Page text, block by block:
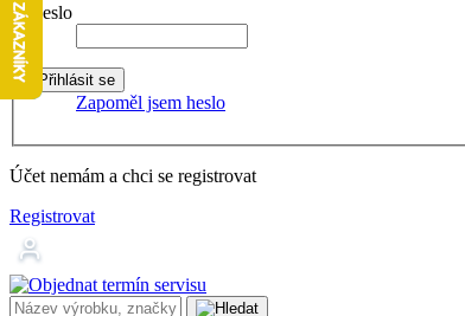
Heslo
Zapoměl jsem heslo
Účet nemám a chci se registrovat
Registrovat